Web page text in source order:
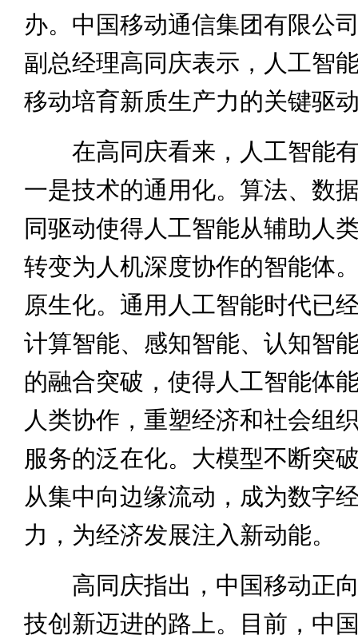
办。中国移动通信集团有限公
副总经理高同庆表示，人工智
移动培育新质生产力的关键驱
在高同庆看来，人工智能有
一是技术的通用化。算法、数
同驱动使得人工智能从辅助人
转变为人机深度协作的智能体
原生化。通用人工智能时代已
计算智能、感知智能、认知智
的融合突破，使得人工智能体
人类协作，重塑经济和社会组
服务的泛在化。大模型不断突
从集中向边缘流动，成为数字
力，为经济发展注入新动能。
高同庆指出，中国移动正向
技创新迈进的路上。目前，中